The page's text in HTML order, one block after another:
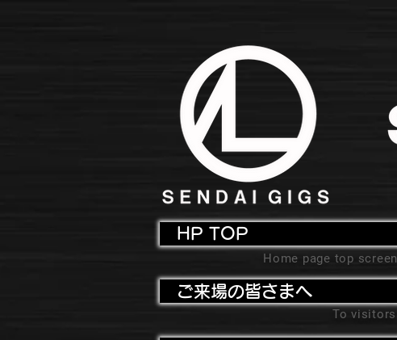
HP TOP
Home page top screen
ご来場の皆さまへ
To visitors